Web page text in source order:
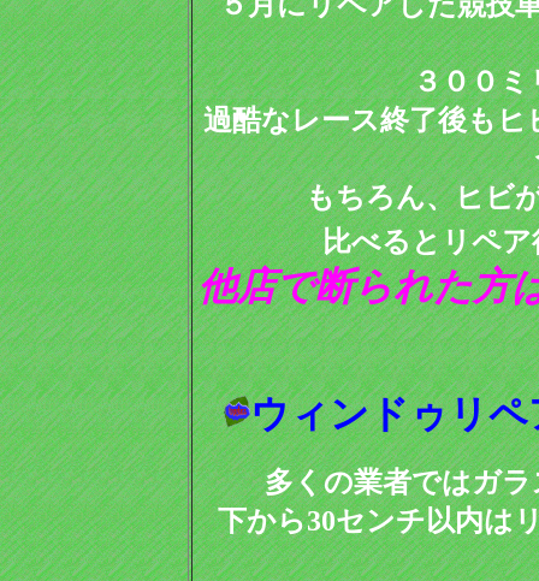
３００ミ
過酷なレース終了後も
もちろん、ヒビ
比べるとリペ
他店で断られた方
ウィンドゥリ
多くの業者ではガ
下から30センチ以内は